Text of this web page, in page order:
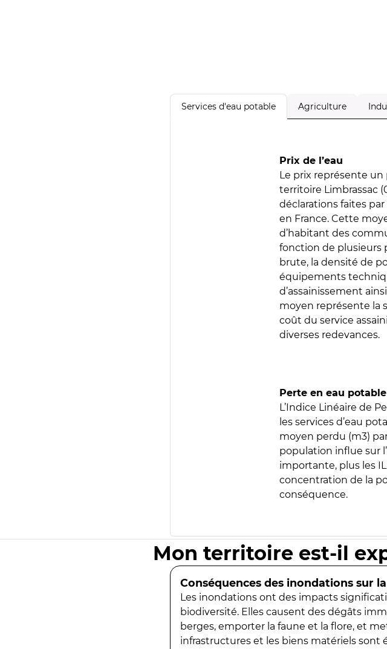
Services d'eau potable Agriculture
Prix de l’eau
Le prix représente
territoire Limbrassac
déclarations faites par
en France. Cette
d’habitant des
fonction de plusieurs
brute, la densité de
équipements
d’assainissement
moyen représente la
coût du service
diverses redevances.
Perte en eau
L’Indice Linéaire de
les services d’eau
moyen perdu (m3)
population influe sur
importante, plus les
concentration de la
conséquence.
Mon territoire est-il
Conséquences des inondations sur
Les inondations ont des impacts
biodiversité. Elles causent des dégâts
berges, emporter la faune et la flore, et
infrastructures et les biens matériels sont